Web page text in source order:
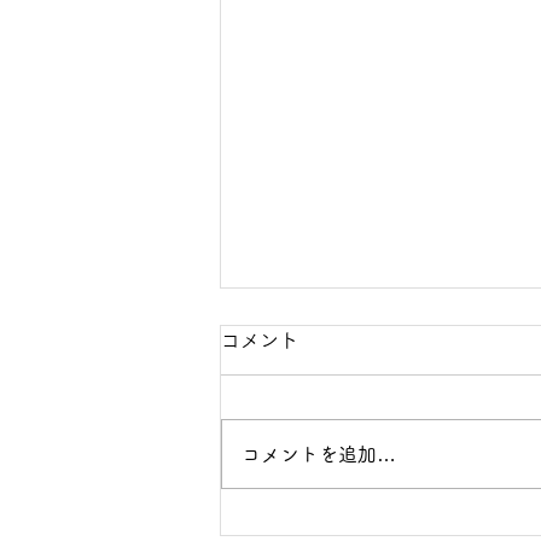
【お知らせ】新規事業特化の
コメント
コメントを追加…